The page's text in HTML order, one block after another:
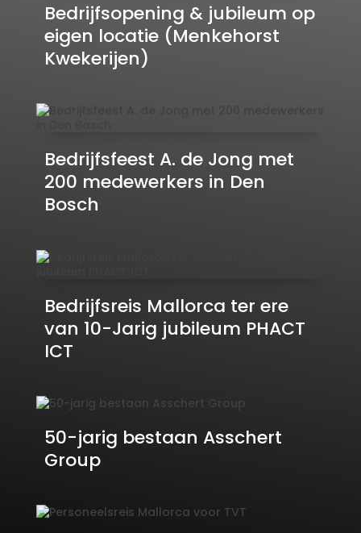
Bedrijfsopening & jubileum op
eigen locatie (Menkehorst
Kwekerijen)
Bedrijfsfeest A. de Jong met
200 medewerkers in Den
Bosch
Bedrijfsreis Mallorca ter ere
van 10-Jarig jubileum PHACT
ICT
50-jarig bestaan Asschert
Group